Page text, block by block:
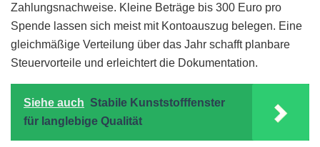
Zahlungsnachweise. Kleine Beträge bis 300 Euro pro
Spende lassen sich meist mit Kontoauszug belegen. Eine
gleichmäßige Verteilung über das Jahr schafft planbare
Steuervorteile und erleichtert die Dokumentation.
Siehe auch Stabile Kunststofffenster
für langlebige Qualität